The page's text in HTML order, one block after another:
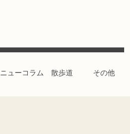
ニューコラム 散歩道 その他